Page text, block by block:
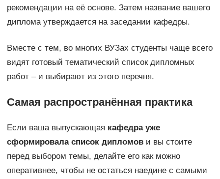
рекомендации на её основе. Затем название вашего
диплома утверждается на заседании кафедры.
Вместе с тем, во многих ВУЗах студенты чаще всего
видят готовый тематический список дипломных
работ – и выбирают из этого перечня.
Самая распространённая практика
Если ваша выпускающая кафедра уже
сформировала список дипломови вы стоите
перед выбором темы, делайте его как можно
оперативнее, чтобы не остаться наедине с самыми